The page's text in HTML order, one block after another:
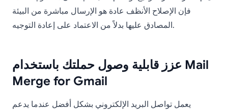
فإن الإصلاح الأنظف عادة هو الإرسال مباشرة من البيئة
المصادق عليها بدلاً من الاعتماد على إعادة التوجيه.
عزز قابلية وصول حملتك باستخدام Mail
Merge for Gmail
يعمل تواصل البريد الإلكتروني بشكل أفضل عندما يدعم